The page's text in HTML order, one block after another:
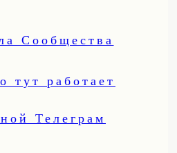
Сообщества
тут работает
Телеграм